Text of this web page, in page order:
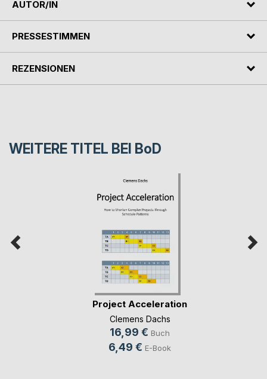
AUTOR/IN
PRESSESTIMMEN
REZENSIONEN
WEITERE TITEL BEI BoD
Project Acceleration
Clemens Dachs
16,99 € Buch
6,49 € E-Book